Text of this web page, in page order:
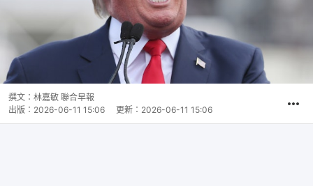
撰文： 林嘉敏 聯合早報
出版： 2026-06-11 15:06 更新： 2026-06-11 15:06